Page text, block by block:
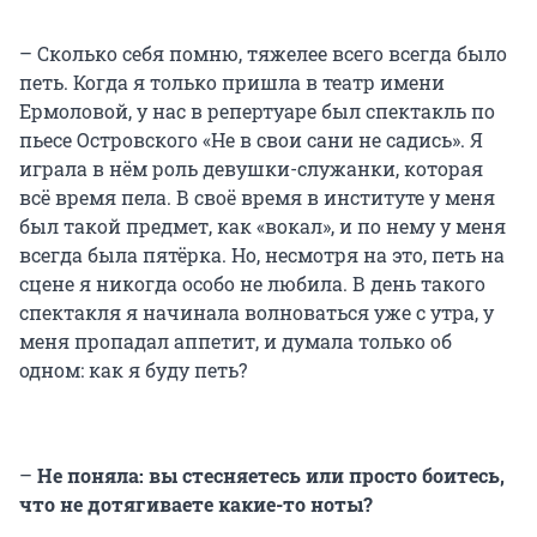
– Сколько себя помню, тяжелее всего всегда было
петь. Когда я только пришла в театр имени
Ермоловой, у нас в репертуаре был спектакль по
пьесе Островского «Не в свои сани не садись». Я
играла в нём роль девушки-служанки, которая
всё время пела. В своё время в институте у меня
был такой предмет, как «вокал», и по нему у меня
всегда была пятёрка. Но, несмотря на это, петь на
сцене я никогда особо не любила. В день такого
спектакля я начинала волноваться уже с утра, у
меня пропадал аппетит, и думала только об
одном: как я буду петь?
– Не поняла: вы стесняетесь или просто боитесь,
что не дотягиваете какие-то ноты?